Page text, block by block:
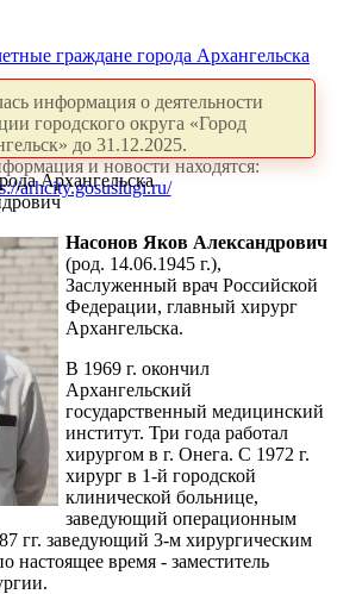
граждане города Архангельска
информация о деятельности
городского округа «Город
до 31.12.2025.
и новости находятся:
arhcity.gosuslugi.ru/
Архангельска
Насонов Яков Александрович
(род. 14.06.1945 г.),
Заслуженный врач Российской
Федерации, главный хирург
Архангельска.
В 1969 г. окончил
Архангельский
государственный медицинский
институт. Три года работал
хирургом в г. Онега. С 1972 г.
хирург в 1-й городской
клинической больнице,
заведующий операционным
гг. заведующий 3-м хирургическим
настоящее время - заместитель